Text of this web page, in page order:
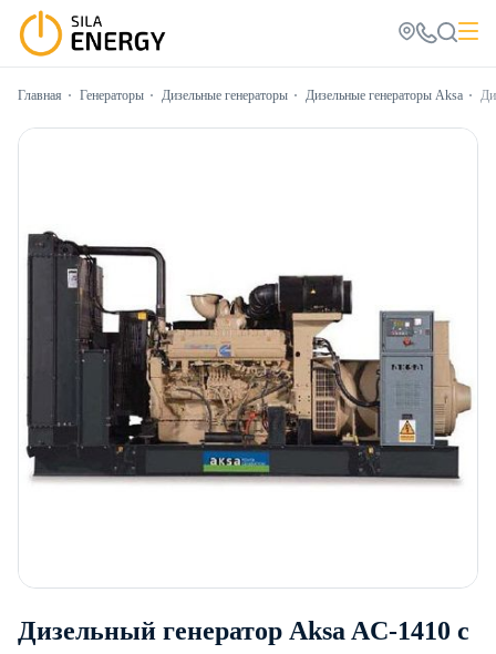
Главная Генераторы Дизельные генераторы Дизельные генераторы Aksa
Дизельный генератор Aksa AC-1410 с